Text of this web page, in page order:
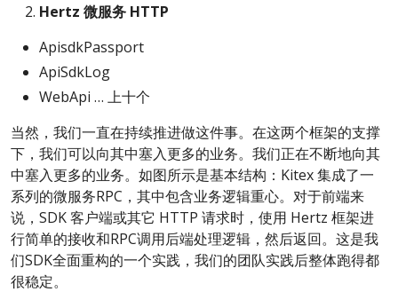
Hertz 微服务 HTTP
ApisdkPassport
ApiSdkLog
WebApi … 上十个
当然，我们一直在持续推进做这件事。在这两个框架的支撑
下，我们可以向其中塞入更多的业务。我们正在不断地向其
中塞入更多的业务。如图所示是基本结构：Kitex 集成了一
系列的微服务RPC，其中包含业务逻辑重心。对于前端来
说，SDK 客户端或其它 HTTP 请求时，使用 Hertz 框架进
行简单的接收和RPC调用后端处理逻辑，然后返回。这是我
们SDK全面重构的一个实践，我们的团队实践后整体跑得都
很稳定。